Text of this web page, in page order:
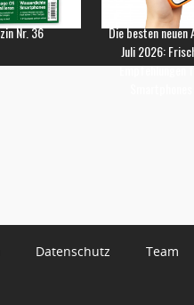
Nr. 36
Die besten neuen
Juli 2026:
Empfehlungen
Datenschutz Team